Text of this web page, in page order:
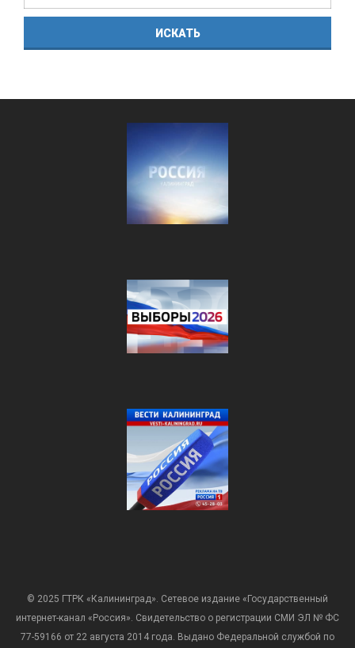
© 2025 ГТРК «Калининград». Сетевое издание «Государственный
интернет-канал «Россия». Свидетельство о регистрации СМИ ЭЛ № ФС
77-59166 от 22 августа 2014 года. Выдано Федеральной службой по